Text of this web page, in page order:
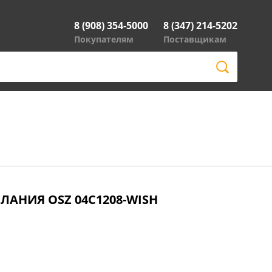
8 (908) 354-5000
Покупателям
8 (347) 214-5202
Поставщикам
OSZ 04C1208-WISH